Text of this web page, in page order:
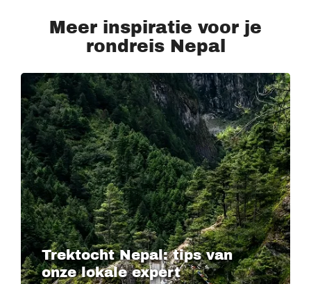
Meer inspiratie voor je
rondreis Nepal
Trektocht Nepal: tips van
onze lokale expert